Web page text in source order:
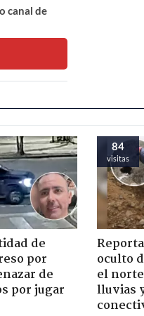
canal de
de
por
de
por jugar
84
visitas
oculto
el
lluvias